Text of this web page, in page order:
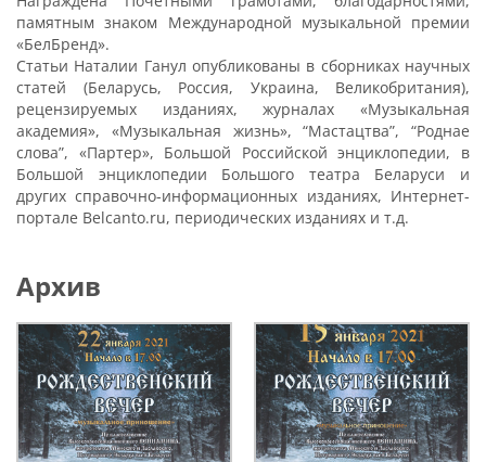
памятным знаком Международной музыкальной премии
«БелБренд».
Статьи Наталии Ганул опубликованы в сборниках научных
статей (Беларусь, Россия, Украина, Великобритания),
рецензируемых изданиях, журналах «Музыкальная
академия», «Музыкальная жизнь», “Мастацтва”, “Роднае
слова”, «Партер», Большой Российской энциклопедии, в
Большой энциклопедии Большого театра Беларуси и
других справочно-информационных изданиях, Интернет-
портале Belcanto.ru, периодических изданиях и т.д.
Архив